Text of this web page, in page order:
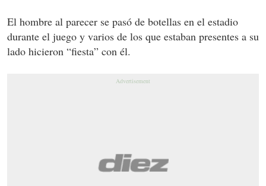
El hombre al parecer se pasó de botellas en el estadio
durante el juego y varios de los que estaban presentes a su
lado hicieron “fiesta” con él.